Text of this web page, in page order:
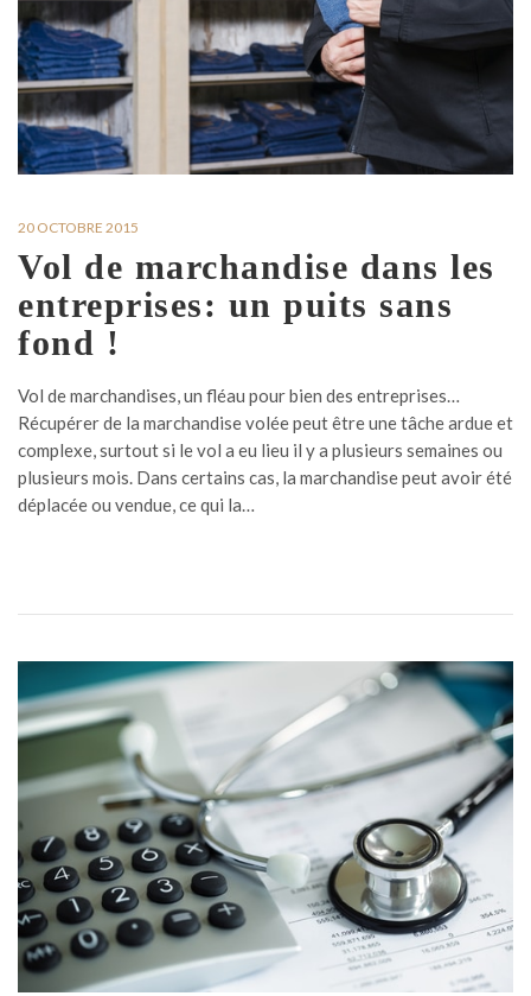
20 OCTOBRE 2015
Vol de marchandise dans les
entreprises: un puits sans
fond !
Vol de marchandises, un fléau pour bien des entreprises…
Récupérer de la marchandise volée peut être une tâche ardue et
complexe, surtout si le vol a eu lieu il y a plusieurs semaines ou
plusieurs mois. Dans certains cas, la marchandise peut avoir été
déplacée ou vendue, ce qui la…